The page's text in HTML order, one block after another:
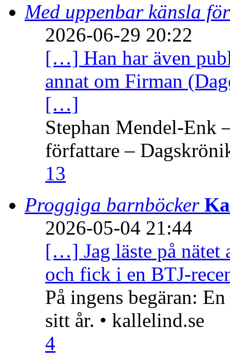
Med uppenbar känsla
2026-06-29 20:22
[…] Han har även
annat om Firman
[…]
Stephan Mendel-Enk
författare –
13
Proggiga barnböcker
2026-05-04 21:44
[…] Jag läste på nätet
och fick i en BTJ-
På ingens begäran:
sitt år. • kallelind.se
4